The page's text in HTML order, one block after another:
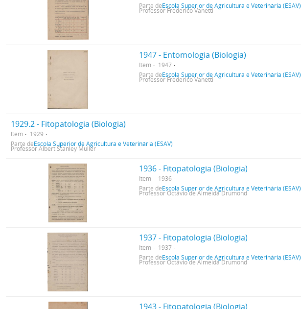
Parte deEscola Superior de Agricultura e Veterinária (ESAV)
Professor Frederico Vanetti
1947 - Entomologia (Biologia)
Item
1947
Parte deEscola Superior de Agricultura e Veterinária (ESAV)
Professor Frederico Vanetti
1929.2 - Fitopatologia (Biologia)
Item
1929
Parte deEscola Superior de Agricultura e Veterinária (ESAV)
Professor Albert Stanley Muller
1936 - Fitopatologia (Biologia)
Item
1936
Parte deEscola Superior de Agricultura e Veterinária (ESAV)
Professor Octávio de Almeida Drumond
1937 - Fitopatologia (Biologia)
Item
1937
Parte deEscola Superior de Agricultura e Veterinária (ESAV)
Professor Octávio de Almeida Drumond
1943 - Fitopatologia (Biologia)